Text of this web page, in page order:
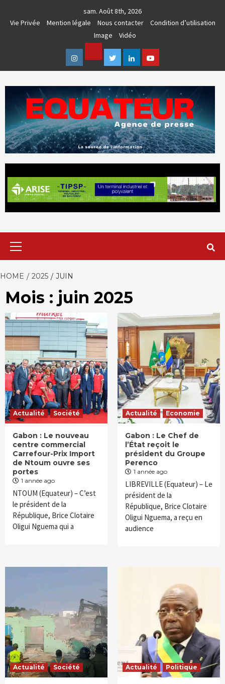
sam. Août 8th, 2026
Vie Privée
Mention légale Nous contacter
Condition d’utilisation
Image
Vidéo
Instagram
Facebook
TwitterLinkedinYoutube
EQUATEUR
HOME 2025 JUIN
Mois : juin 2025
Actualité Société
Gabon : Le nouveau
centre commercial
Carrefour-Prix Import
de Ntoum ouvre ses
portes
1 année ago
NTOUM (Equateur) – C’est
le président de la
République, Brice Clotaire
Oligui Nguema qui a
Actualité Economie
Gabon : Le Chef de
l’État reçoit le
président du Groupe
Perenco
1 année ago
LIBREVILLE (Equateur) – Le
président de la
République, Brice Clotaire
Oligui Nguema, a reçu en
audience
Actualité Société Actualité Politique